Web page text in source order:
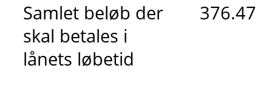
Samlet beløb der
skal betales i
lånets løbetid
376.471